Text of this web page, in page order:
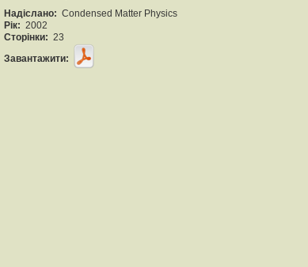
Надіслано: Condensed Matter Physics
Рік: 2002
Сторінки: 23
Завантажити: